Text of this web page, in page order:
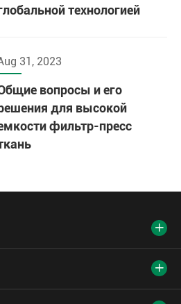
технологией
31, 2023
вопросы и его
для высокой
фильтр-пресс

